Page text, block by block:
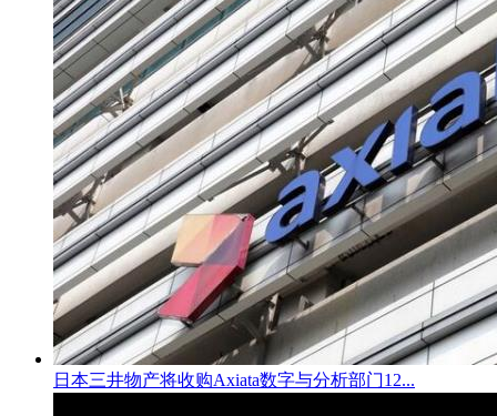
日本三井物产将收购Axiata数字与分析部门12...